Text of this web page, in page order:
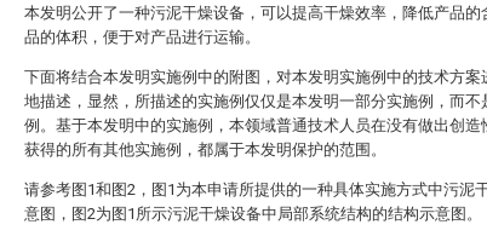
本发明公开了一种污泥干燥设备，可以提高干燥效率，降低产品的
品的体积，便于对产品进行运输。
下面将结合本发明实施例中的附图，对本发明实施例中的技术方案
地描述，显然，所描述的实施例仅仅是本发明一部分实施例，而不
例。基于本发明中的实施例，本领域普通技术人员在没有做出创造
获得的所有其他实施例，都属于本发明保护的范围。
请参考图1和图2，图1为本申请所提供的一种具体实施方式中污泥
意图，图2为图1所示污泥干燥设备中局部系统结构的结构示意图。